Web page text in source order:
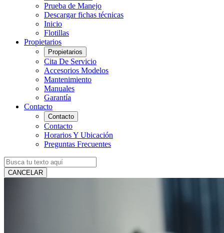
Prueba de Manejo
Descargar fichas técnicas
Inicio
Flotillas
Propietarios
Propietarios
Cita De Servicio
Accesorios Modelos
Mantenimiento
Manuales
Garantía
Contacto
Contacto
Contacto
Horarios Y Ubicación
Preguntas Frecuentes
CANCELAR